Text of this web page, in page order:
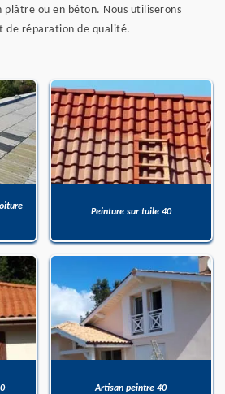
plâtre ou en béton. Nous utiliserons
de réparation de qualité.
Peinture sur tuile 40
Artisan peintre 40